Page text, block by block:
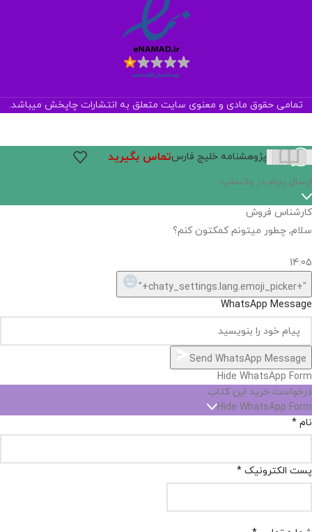
تمامی حقوق مادی و معنوی سایت متعلق به انتشارات چاپخش میباشد.
پژوهشنامه خلیج فارستماس بگیرید
ارسال پیام در واتساپ
کارشناس فروش
سلام, چطور میتونم کمکتون کنم؟
14:05
"+chaty_settings.lang.emoji_picker+"
WhatsApp Message
Send WhatsApp Message
Hide WhatsApp Form
درخواست خرید این کتاب
Hide WhatsApp Form
نام *
پست الکترونیک *